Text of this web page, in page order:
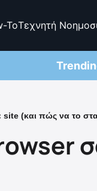
ToΤεχνητή
(και πώς να το